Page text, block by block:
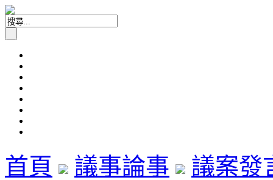
首頁 議事論事
議案發